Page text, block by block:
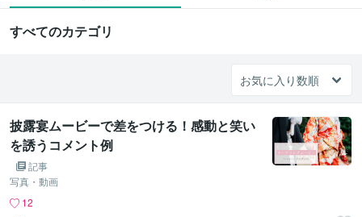
すべてのカテゴリ
披露宴ムービーで差をつける！感動と笑い
を誘うコメント例
記事
写真・動画
12